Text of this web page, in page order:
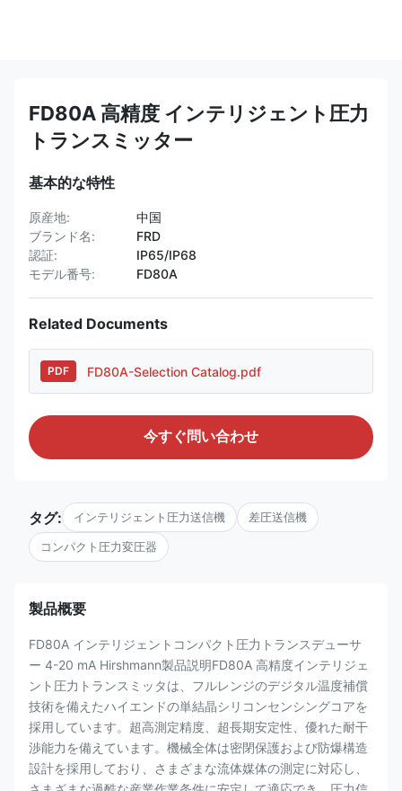
FD80A 高精度 インテリジェント圧力
トランスミッター
基本的な特性
原産地:
中国
ブランド名:
FRD
認証:
IP65/IP68
モデル番号:
FD80A
Related Documents
PDF FD80A-Selection Catalog.pdf
今すぐ問い合わせ
タグ: インテリジェント圧力送信機 差圧送信機
コンパクト圧力変圧器
製品概要
FD80A インテリジェントコンパクト圧力トランスデューサ
ー 4-20 mA Hirshmann製品説明FD80A 高精度インテリジェ
ント圧力トランスミッタは、フルレンジのデジタル温度補償
技術を備えたハイエンドの単結晶シリコンセンシングコアを
採用しています。超高測定精度、超長期安定性、優れた耐干
渉能力を備えています。機械全体は密閉保護および防爆構造
設計を採用しており、さまざまな流体媒体の測定に対応し、